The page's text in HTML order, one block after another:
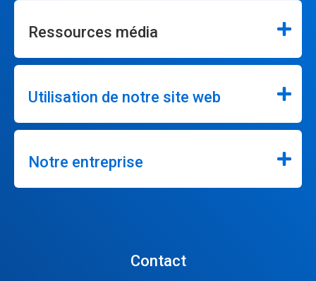
Ressources média
Utilisation de notre site web
Notre entreprise
Contact